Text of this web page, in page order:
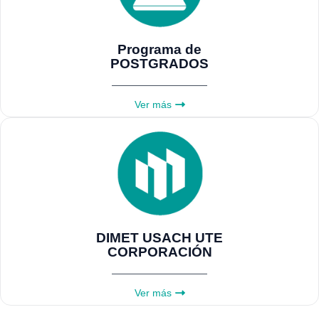
Programa de
POSTGRADOS
Ver más
DIMET USACH UTE
CORPORACIÓN
Ver más